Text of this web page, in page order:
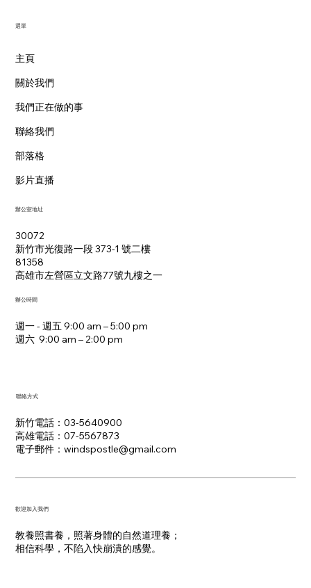
主頁
關於我們
我們正在做的事
聯絡我們
部落格
影片直播
​選單
辦公室地址
30072
新竹市光復路一段 373-1 號二樓
81358
​高雄市左營區立文路77號九樓之一
週一 - 週五 9:00 am – 5:00 pm
週六 9:00 am – 2:00 pm​
辦公時間
新竹電話：03-5640900
高雄電話：07-5567873
電子郵件：​windspostle@gmail.com
聯絡方式
​歡迎加入我們
教養照書養，照著身體的自然道理養；
​相信科學，不陷入快崩潰的感覺。